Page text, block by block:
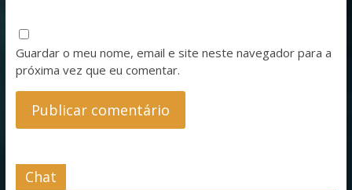
Guardar o meu nome, email e site neste navegador para a
próxima vez que eu comentar.
Chat